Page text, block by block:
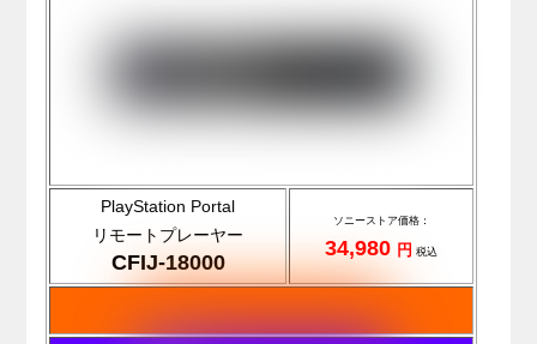
PlayStation Portal
リモートプレーヤー
CFIJ-18000
ソニーストア価格：
34,980 円 税込